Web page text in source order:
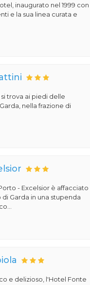
inaugurato nel 1999 con
e la sua linea curata e
trova ai piedi delle
nella frazione di
- Excelsior è affacciato
Garda in una stupenda
e delizioso, l'Hotel Fonte